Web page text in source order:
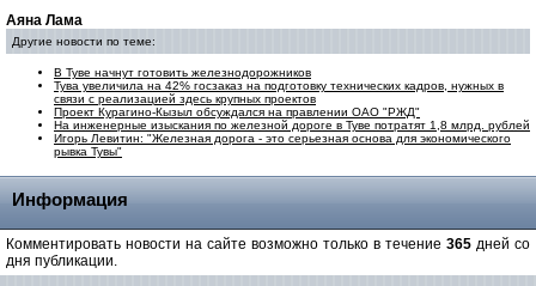
Аяна Лама
Другие новости по теме:
В Туве начнут готовить железнодорожников
Тува увеличила на 42% госзаказ на подготовку технических кадров, нужных в
связи с реализацией здесь крупных проектов
Проект Курагино-Кызыл обсуждался на правлении ОАО "РЖД"
На инженерные изыскания по железной дороге в Туве потратят 1,8 млрд. рублей
Игорь Левитин: "Железная дорога - это серьезная основа для экономического
рывка Тувы"
Информация
Комментировать новости на сайте возможно только в течение 365 дней со
дня публикации.